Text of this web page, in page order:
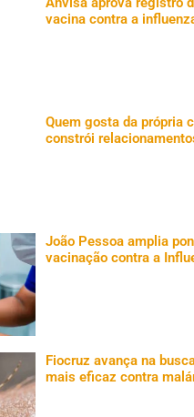
vacina contra a
Quem gosta da própria
constrói
João Pessoa amplia
vacinação contra a
Fiocruz avança na
mais eficaz contra